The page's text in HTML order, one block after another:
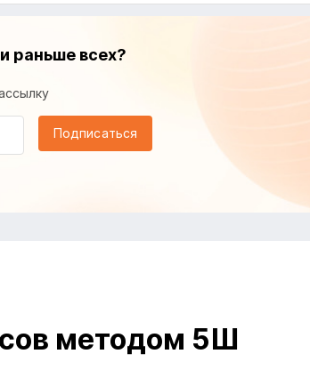
раньше всех?
Подписаться
методом 5Ш